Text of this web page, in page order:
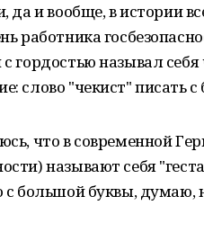
да и вообще, в истории
работника
с гордостью называл
слово "чекист" писать
что в современной
называют себя
с большой буквы, думаю,